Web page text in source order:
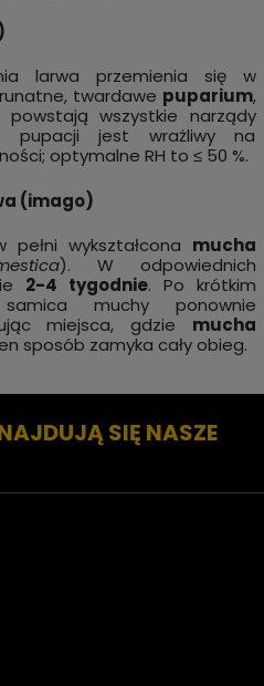
larwa przemienia się w
twardawe puparium,
powstają wszystkie narządy
pupacji jest wrażliwy na
optymalne RH to ≤ 50 %.
(imago)
wykształcona mucha
). W odpowiednich
2-4 tygodnie. Po krótkim
samica muchy ponownie
miejsca, gdzie mucha
sposób zamyka cały obieg.
SIĘ NASZE